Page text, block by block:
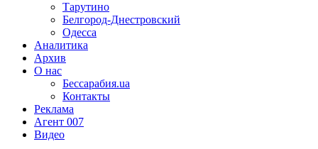
Тарутино
Белгород-Днестровский
Одесса
Аналитика
Архив
О нас
Бессарабия.ua
Контакты
Реклама
Агент 007
Видео